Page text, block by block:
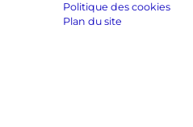
Politique des cookies
Plan du site